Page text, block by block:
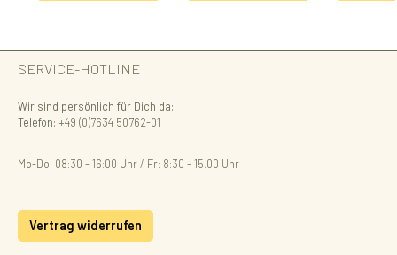
SERVICE-HOTLINE
Wir sind persönlich für Dich da:
Telefon: +49 (0)7634 50762-01
Mo-Do: 08:30 - 16:00 Uhr / Fr: 8:30 - 15.00 Uhr
Vertrag widerrufen